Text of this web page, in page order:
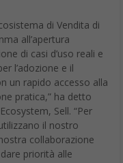
di Vendita di
all’apertura
di casi d’uso reali e
l’adozione e il
un rapido accesso alla
pratica,” ha detto
Sell. “Per
il nostro
collaborazione
priorità alle